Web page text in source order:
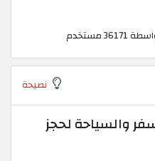
نصيحة
والسياحة لحجز